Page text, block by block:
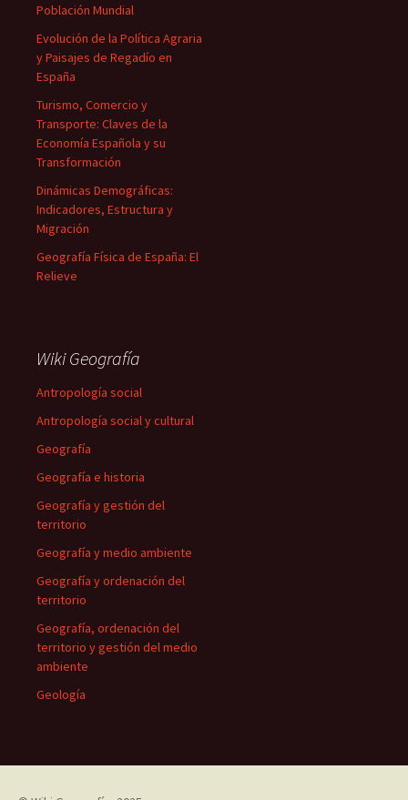
Población Mundial
Evolución de la Política Agraria
y Paisajes de Regadío en
España
Turismo, Comercio y
Transporte: Claves de la
Economía Española y su
Transformación
Dinámicas Demográficas:
Indicadores, Estructura y
Migración
Geografía Física de España: El
Relieve
Wiki Geografía
Antropología social
Antropología social y cultural
Geografía
Geografía e historia
Geografía y gestión del
territorio
Geografía y medio ambiente
Geografía y ordenación del
territorio
Geografía, ordenación del
territorio y gestión del medio
ambiente
Geología